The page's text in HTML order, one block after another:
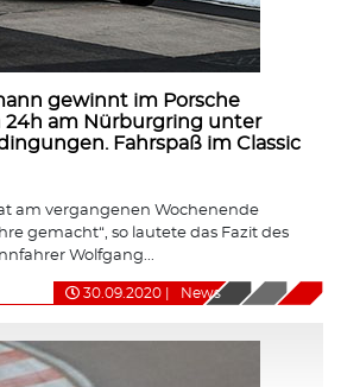
gewinnt im Porsche
24h am Nürburgring unter
Fahrspaß im Classic
am vergangenen Wochenende
gemacht“, so lautete das Fazit des
Wolfgang...
30.09.2020 News